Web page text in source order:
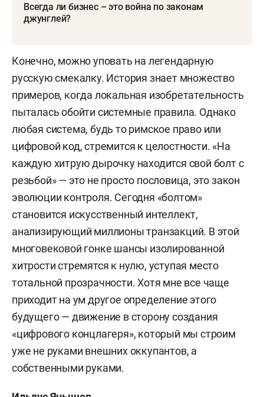
Всегда ли бизнес – это война по законам
джунглей?
Конечно, можно уповать на легендарную
русскую смекалку. История знает множество
примеров, когда локальная изобретательность
пыталась обойти системные правила. Однако
любая система, будь то римское право или
цифровой код, стремится к целостности. «На
каждую хитрую дырочку находится свой болт с
резьбой» — это не просто пословица, это закон
эволюции контроля. Сегодня «болтом»
становится искусственный интеллект,
анализирующий миллионы транзакций. В этой
многовековой гонке шансы изолированной
хитрости стремятся к нулю, уступая место
тотальной прозрачности. Хотя мне все чаще
приходит на ум другое определение этого
будущего — движение в сторону создания
«цифрового концлагеря», который мы строим
уже не руками внешних оккупантов, а
собственными руками.